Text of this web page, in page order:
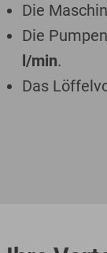
Die
Die
l/min.
Das